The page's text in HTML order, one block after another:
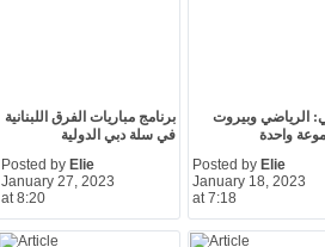
برنامج مباريات الفرق اللبنانية
في سلة دبي الدولية
Posted by Elie
January 27, 2023
at 8:20
الرياضي وبيروت
واحدة
Posted by Elie
January 18, 2023
at 7:18